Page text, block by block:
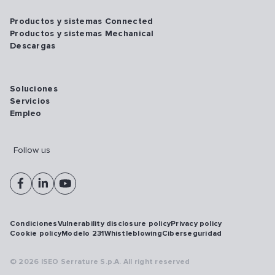
Productos y sistemas Connected
Productos y sistemas Mechanical
Descargas
Soluciones
Servicios
Empleo
Follow us
© 2026 ISEO Serrature S.p.A. All right reserved
CondicionesVulnerability disclosure policyPrivacy policy
Cookie policyModelo 231WhistleblowingCiberseguridad